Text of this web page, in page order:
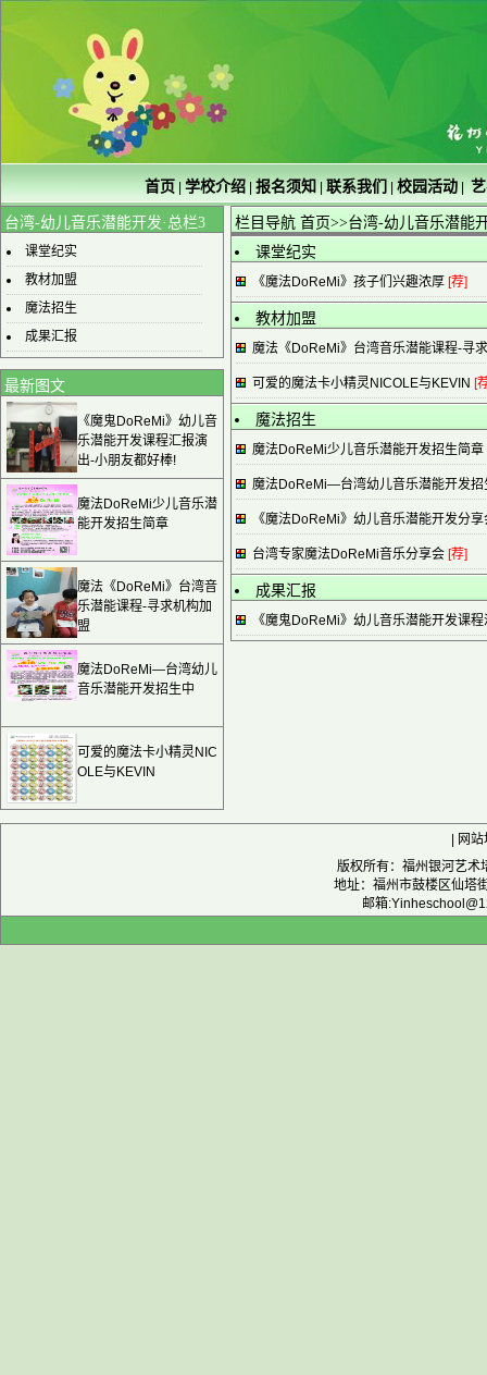
首页 学校介绍 报名须知 联系我们 校园活动
台湾-幼儿音乐潜能开发·总栏3
课堂纪实
教材加盟
魔法招生
成果汇报
最新图文
《魔鬼DoReMi》幼儿音
乐潜能开发课程汇报演
出-小朋友都好棒!
魔法DoReMi少儿音乐潜
能开发招生简章
魔法《DoReMi》台湾音
乐潜能课程-寻求机构加
盟
魔法DoReMi—台湾幼儿
音乐潜能开发招生中
可爱的魔法卡小精灵NIC
OLE与KEVIN
栏目导航 首页>>台湾-幼儿音乐潜能
课堂纪实
《魔法DoReMi》孩子们兴趣浓厚 [荐]
教材加盟
魔法《DoReMi》台湾音乐潜能课程-寻
可爱的魔法卡小精灵NICOLE与KEVIN [
魔法招生
魔法DoReMi少儿音乐潜能开发招生简章
魔法DoReMi—台湾幼儿音乐潜能开发招
《魔法DoReMi》幼儿音乐潜能开发分
台湾专家魔法DoReMi音乐分享会 [荐]
成果汇报
《魔鬼DoReMi》幼儿音乐潜能开发课
| 网
版权所有：福州银河艺
地址：福州市鼓楼区仙
邮箱